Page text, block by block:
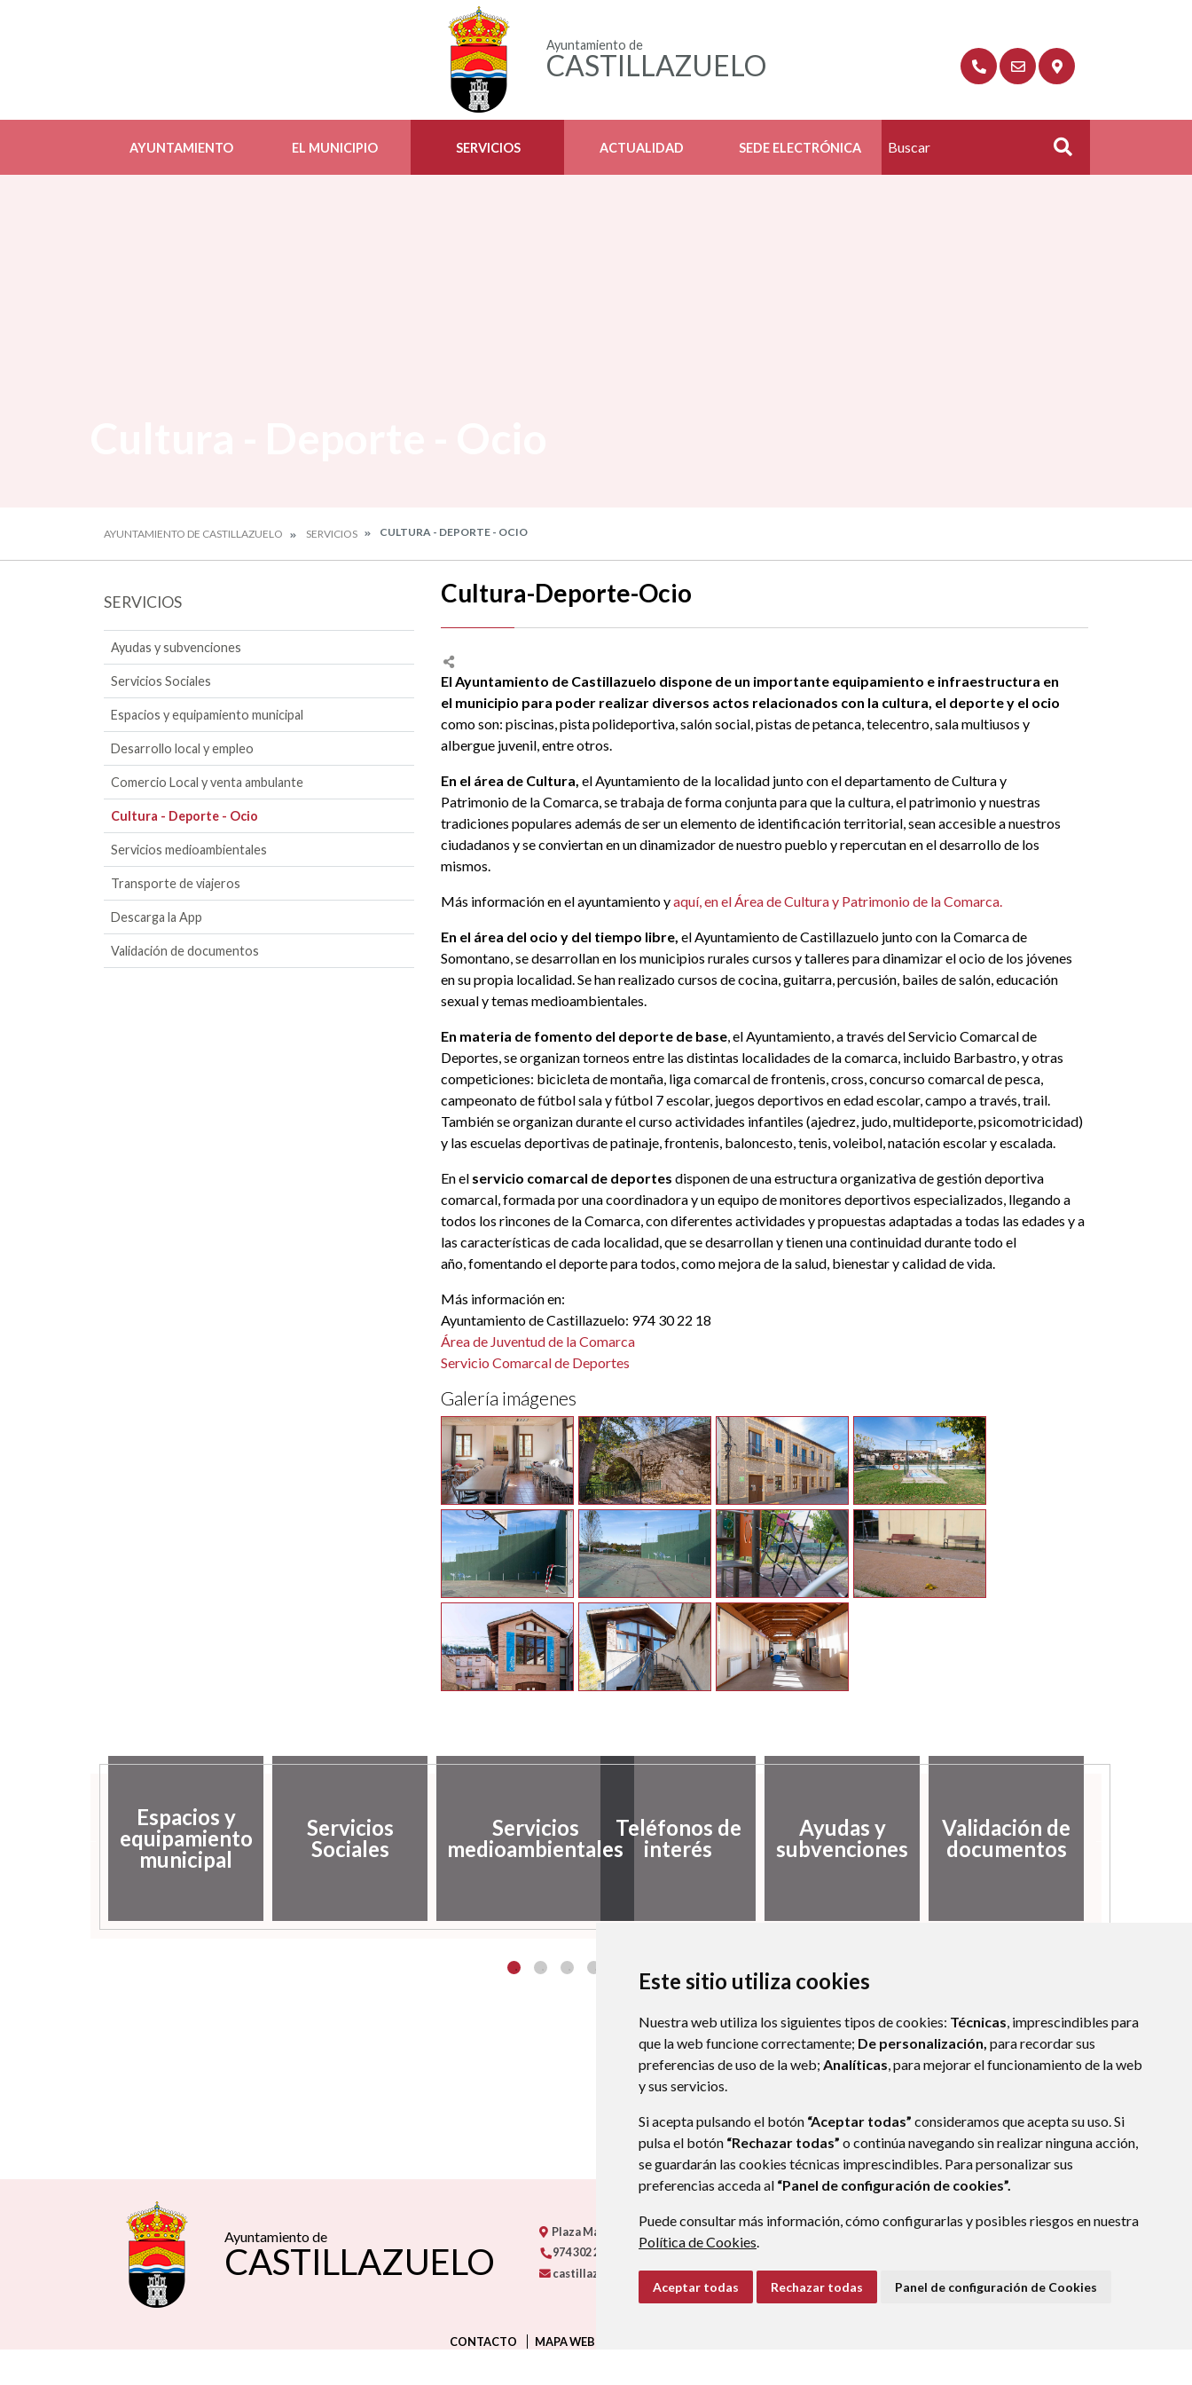
Este sitio utiliza cookies
Nuestra web utiliza los siguientes tipos de cookies: Técnicas, imprescindibles para
que la web funcione correctamente; De personalización, para recordar sus
preferencias de uso de la web; Analíticas, para mejorar el funcionamiento de la web
y sus servicios.
Si acepta pulsando el botón “Aceptar todas” consideramos que acepta su uso. Si
pulsa el botón “Rechazar todas” o continúa navegando sin realizar ninguna acción,
se guardarán las cookies técnicas imprescindibles. Para personalizar sus
preferencias acceda al “Panel de configuración de cookies”.
Puede consultar más información, cómo configurarlas y posibles riesgos en nuestra
Política de Cookies.
Aceptar todas Rechazar todas Panel de configuración de Cookies
Ayuntamiento de
CASTILLAZUELO
AYUNTAMIENTO EL MUNICIPIO SERVICIOS ACTUALIDAD SEDE ELECTRÓNICA Buscar
AYUNTAMIENTO DE CASTILLAZUELO SERVICIOS CULTURA - DEPORTE - OCIO
SERVICIOS
Ayudas y subvenciones
Servicios Sociales
Espacios y equipamiento municipal
Desarrollo local y empleo
Comercio Local y venta ambulante
Cultura - Deporte - Ocio
Servicios medioambientales
Transporte de viajeros
Descarga la App
Validación de documentos
Cultura-Deporte-Ocio
El Ayuntamiento de Castillazuelo dispone de un importante equipamiento e infraestructura en
el municipio para poder realizar diversos actos relacionados con la cultura, el deporte y el ocio
como son: piscinas, pista polideportiva, salón social, pistas de petanca, telecentro, sala multiusos y
albergue juvenil, entre otros.
En el área de Cultura, el Ayuntamiento de la localidad junto con el departamento de Cultura y
Patrimonio de la Comarca, se trabaja de forma conjunta para que la cultura, el patrimonio y nuestras
tradiciones populares además de ser un elemento de identificación territorial, sean accesible a nuestros
ciudadanos y se conviertan en un dinamizador de nuestro pueblo y repercutan en el desarrollo de los
mismos.
Más información en el ayuntamiento yaquí, en el Área de Cultura y Patrimonio de la Comarca.
En el área del ocio y del tiempo libre, el Ayuntamiento de Castillazuelo junto con la Comarca de
Somontano, se desarrollan en los municipios rurales cursos y talleres para dinamizar el ocio de los jóvenes
en su propia localidad. Se han realizado cursos de cocina, guitarra, percusión, bailes de salón, educación
sexual y temas medioambientales.
En materia de fomento del deporte de base, el Ayuntamiento, a través del Servicio Comarcal de
Deportes, se organizan torneos entre las distintas localidades de la comarca, incluido Barbastro, y otras
competiciones: bicicleta de montaña, liga comarcal de frontenis, cross, concurso comarcal de pesca,
campeonato de fútbol sala y fútbol 7 escolar, juegos deportivos en edad escolar, campo a través, trail.
También se organizan durante el curso actividades infantiles (ajedrez, judo, multideporte, psicomotricidad)
y las escuelas deportivas de patinaje, frontenis, baloncesto, tenis, voleibol, natación escolar y escalada.
En el servicio comarcal de deportes disponen de una estructura organizativa de gestión deportiva
comarcal, formada por una coordinadora y un equipo de monitores deportivos especializados, llegando a
todos los rincones de la Comarca, con diferentes actividades y propuestas adaptadas a todas las edades y a
las características de cada localidad, que se desarrollan y tienen una continuidad durante todo el
año, fomentando el deporte para todos, como mejora de la salud, bienestar y calidad de vida.
Más información en:
Ayuntamiento de Castillazuelo: 974 30 22 18
Área de Juventud de la Comarca
Servicio Comarcal de Deportes
Galería imágenes
Espacios y
equipamiento
municipal
Servicios
Sociales
Servicios
medioambientales
Teléfonos de
interés
Ayudas y
subvenciones
Validación de
documentos
Ayuntamiento de
CASTILLAZUELO
Plaza Mayor, s/n
(ESPAÑA)
974 302 218
castillazuelo@somontano.org
CONTACTO MAPA WEB